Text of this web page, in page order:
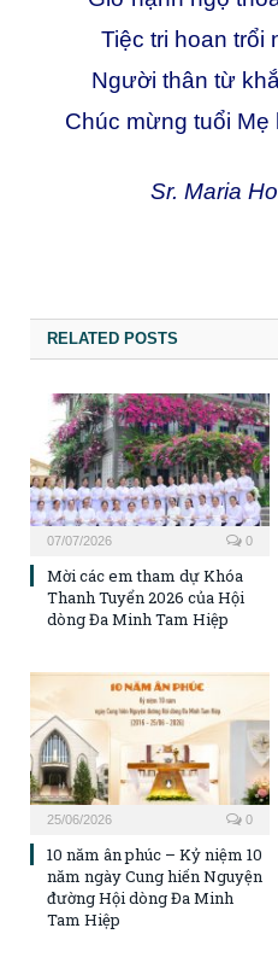
Tiệc tri hoan trổi
Người thân từ
Chúc mừng tuổi
Sr. Maria
RELATED POSTS
07/07/2026 0
Mời các em tham dự Khóa
Thanh Tuyển 2026 của Hội
dòng Đa Minh Tam Hiệp
25/06/2026 0
10 năm ân phúc – Kỷ niệm 10
năm ngày Cung hiến Nguyện
đường Hội dòng Đa Minh
Tam Hiệp